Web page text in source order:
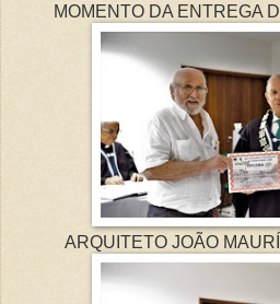
MOMENTO DA ENTREGA
ARQUITETO JOÃO